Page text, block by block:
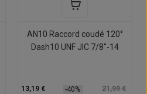
AN10 Raccord coudé 120°
Dash10 UNF JIC 7/8"-14
13,19 € -40% 21,99 €